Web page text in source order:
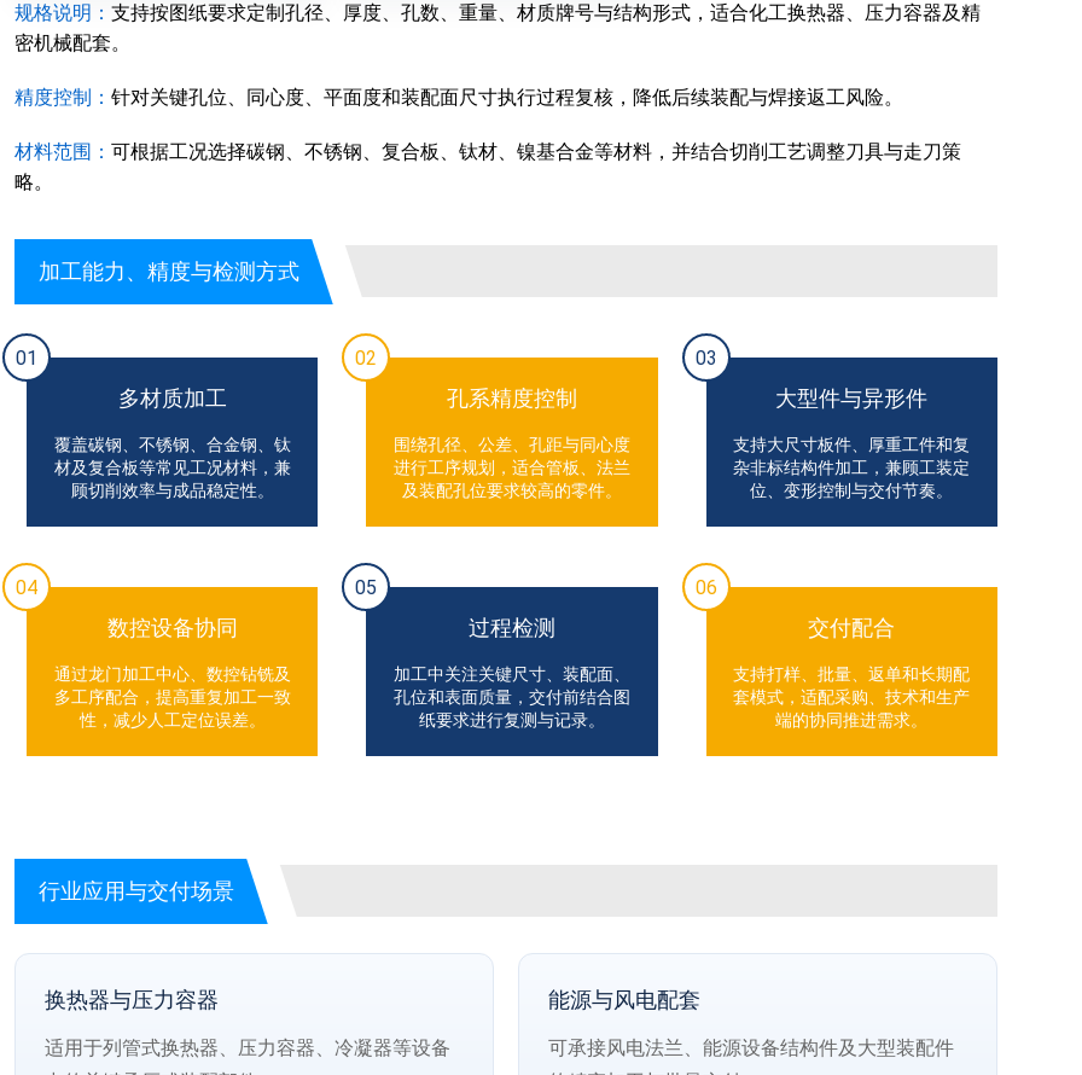
规格说明： 支持按图纸要求定制孔径、厚度、孔数、重量、材质牌号与结构形式，适合化工换热器、压力容器及精
密机械配套。
精度控制： 针对关键孔位、同心度、平面度和装配面尺寸执行过程复核，降低后续装配与焊接返工风险。
材料范围： 可根据工况选择碳钢、不锈钢、复合板、钛材、镍基合金等材料，并结合切削工艺调整刀具与走刀策
略。
加工能力、精度与检测方式
01
多材质加工
覆盖碳钢、不锈钢、合金钢、钛
材及复合板等常见工况材料，兼
顾切削效率与成品稳定性。
02
孔系精度控制
围绕孔径、公差、孔距与同心度
进行工序规划，适合管板、法兰
及装配孔位要求较高的零件。
03
大型件与异形件
支持大尺寸板件、厚重工件和复
杂非标结构件加工，兼顾工装定
位、变形控制与交付节奏。
04
数控设备协同
通过龙门加工中心、数控钻铣及
多工序配合，提高重复加工一致
性，减少人工定位误差。
05
过程检测
加工中关注关键尺寸、装配面、
孔位和表面质量，交付前结合图
纸要求进行复测与记录。
06
交付配合
支持打样、批量、返单和长期配
套模式，适配采购、技术和生产
端的协同推进需求。
行业应用与交付场景
换热器与压力容器
适用于列管式换热器、压力容器、冷凝器等设备
能源与风电配套
可承接风电法兰、能源设备结构件及大型装配件